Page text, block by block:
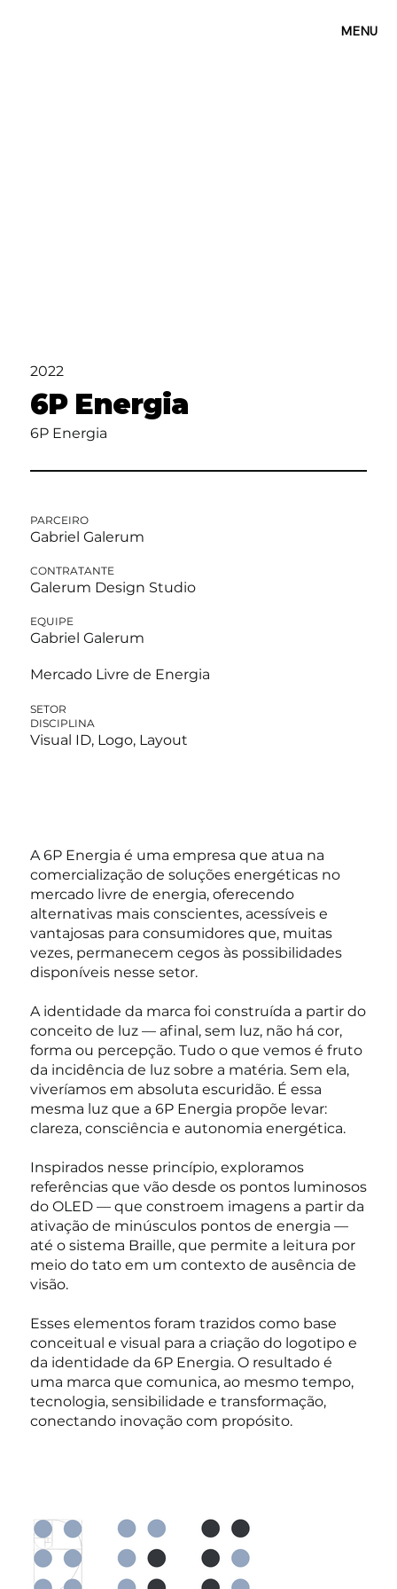
MENU
A 6P Energia é uma empresa que atua na
comercialização de soluções energéticas no
mercado livre de energia, oferecendo
alternativas mais conscientes, acessíveis e
vantajosas para consumidores que, muitas
vezes, permanecem cegos às possibilidades
disponíveis nesse setor.
A identidade da marca foi construída a partir do
conceito de luz — afinal, sem luz, não há cor,
forma ou percepção. Tudo o que vemos é fruto
da incidência de luz sobre a matéria. Sem ela,
viveríamos em absoluta escuridão. É essa
mesma luz que a 6P Energia propõe levar:
clareza, consciência e autonomia energética.
Inspirados nesse princípio, exploramos
referências que vão desde os pontos luminosos
do OLED — que constroem imagens a partir da
ativação de minúsculos pontos de energia —
até o sistema Braille, que permite a leitura por
meio do tato em um contexto de ausência de
visão.
Esses elementos foram trazidos como base
conceitual e visual para a criação do logotipo e
da identidade da 6P Energia. O resultado é
uma marca que comunica, ao mesmo tempo,
tecnologia, sensibilidade e transformação,
conectando inovação com propósito.
PARCEIRO
Gabriel Galerum
CONTRATANTE
Galerum Design Studio
EQUIPE
Gabriel Galerum
SETOR
DISCIPLINA
Mercado Livre de Energia
Visual ID, Logo, Layout
2022
6P Energia
6P Energia